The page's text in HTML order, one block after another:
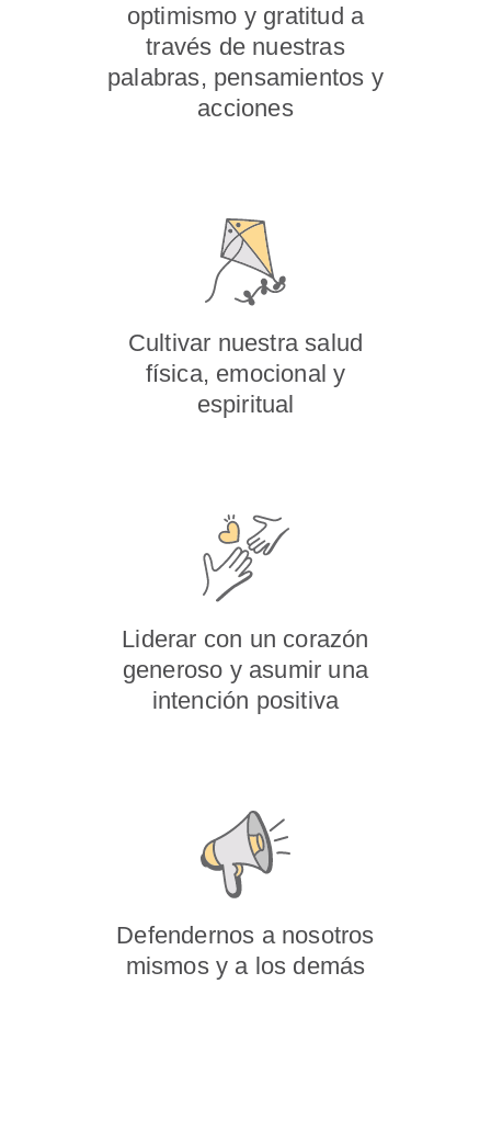
optimismo y gratitud a
través de nuestras
palabras, pensamientos y
acciones
Cultivar nuestra salud
física, emocional y
espiritual
Liderar con un corazón
generoso y asumir una
intención positiva
Defendernos a nosotros
mismos y a los demás